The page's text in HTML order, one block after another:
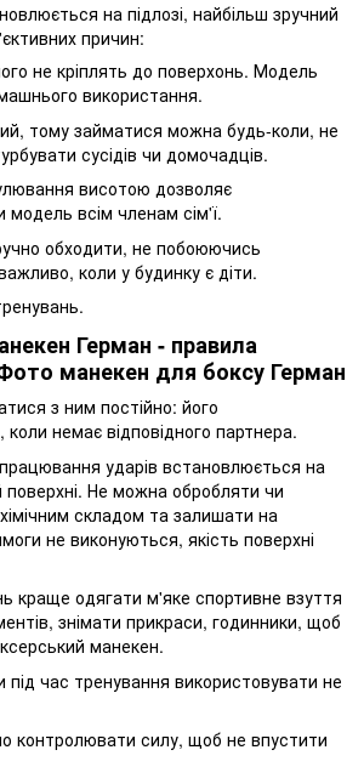
на підлозі, найбільш зручний
причин:
не кріплять до поверхонь. Модель
використання.
тому займатися можна будь-коли, не
сусідів чи домочадців.
висотою дозволяє
модель всім членам сім'ї.
обходити, не побоюючись
коли у будинку є діти.
Герман - правила
з ним постійно: його
немає відповідного партнера.
ударів встановлюється на
поверхні. Не можна обробляти чи
складом та залишати на
не виконуються, якість поверхні
краще одягати м'яке спортивне взуття
знімати прикраси, годинники, щоб
манекен.
під час тренування використовувати не
контролювати силу, щоб не впустити